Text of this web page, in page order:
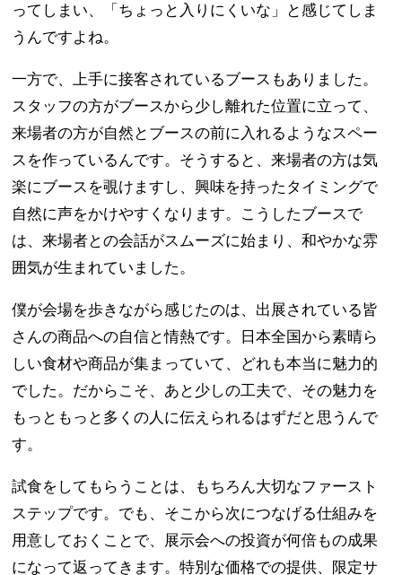
ってしまい、「ちょっと入りにくいな」と感じてしま
うんですよね。
一方で、上手に接客されているブースもありました。
スタッフの方がブースから少し離れた位置に立って、
来場者の方が自然とブースの前に入れるようなスペー
スを作っているんです。そうすると、来場者の方は気
楽にブースを覗けますし、興味を持ったタイミングで
自然に声をかけやすくなります。こうしたブースで
は、来場者との会話がスムーズに始まり、和やかな雰
囲気が生まれていました。
僕が会場を歩きながら感じたのは、出展されている皆
さんの商品への自信と情熱です。日本全国から素晴ら
しい食材や商品が集まっていて、どれも本当に魅力的
でした。だからこそ、あと少しの工夫で、その魅力を
もっともっと多くの人に伝えられるはずだと思うんで
す。
試食をしてもらうことは、もちろん大切なファースト
ステップです。でも、そこから次につなげる仕組みを
用意しておくことで、展示会への投資が何倍もの成果
になって返ってきます。特別な価格での提供、限定サ